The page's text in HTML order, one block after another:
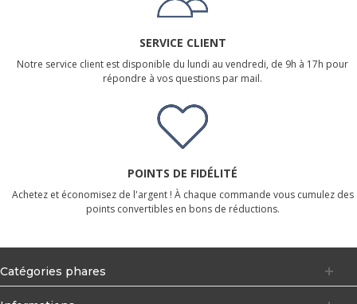
SERVICE CLIENT
Notre service client est disponible du lundi au vendredi, de 9h à 17h pour
répondre à vos questions par mail.
POINTS DE FIDÉLITÉ
Achetez et économisez de l'argent ! À chaque commande vous cumulez des
points convertibles en bons de réductions.
Catégories phares